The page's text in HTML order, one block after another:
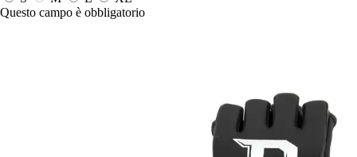
Questo campo è obbligatorio